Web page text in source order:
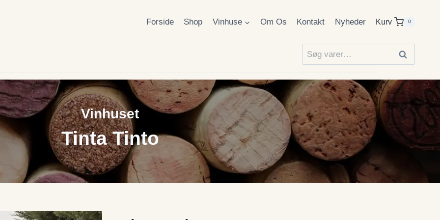
Forside Shop Vinhuse Om Os Kontakt Nyheder Kurv 0
Søg
efter:
Søg
Vinhuset
Tinta Tinto